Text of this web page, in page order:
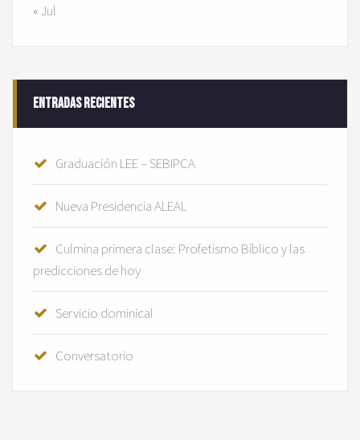
« Jul
Entradas recientes
Graduación LEE – SEBIPCA
Nueva Presidencia ALEAL
Culmina primera clase: Profetismo Bíblico y las
predicciones de hoy
Servicio dominical
Conversatorio